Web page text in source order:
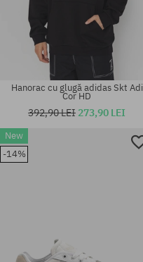
Mărimi existente:
44; 44 2/3; 46 2/3
Hanorac cu glugă adidas Skt Adi
Cor HD
392,90 LEI 273,90 LEI
New
-14%